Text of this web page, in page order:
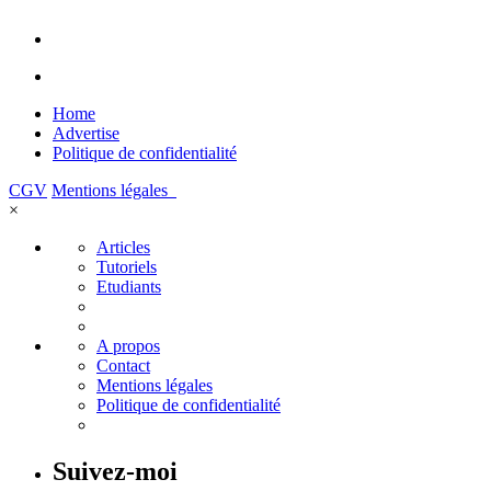
Home
Advertise
Politique de confidentialité
CGV Mentions légales
×
Articles
Tutoriels
Etudiants
A propos
Contact
Mentions légales
Politique de confidentialité
Suivez-moi